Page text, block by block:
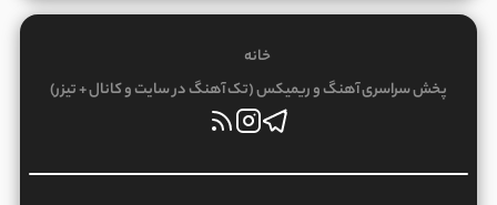
خانه
پخش سراسری آهنگ و ریمیکس (تک آهنگ در سایت و کانال + تیزر)